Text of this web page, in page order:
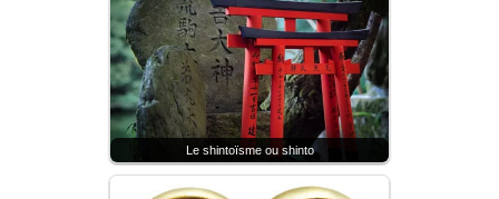
Le shintoïsme ou shinto